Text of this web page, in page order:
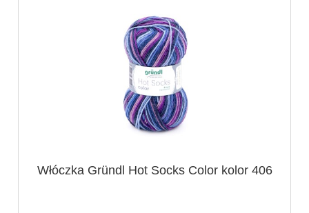
Włóczka Gründl Hot Socks Color kolor 406